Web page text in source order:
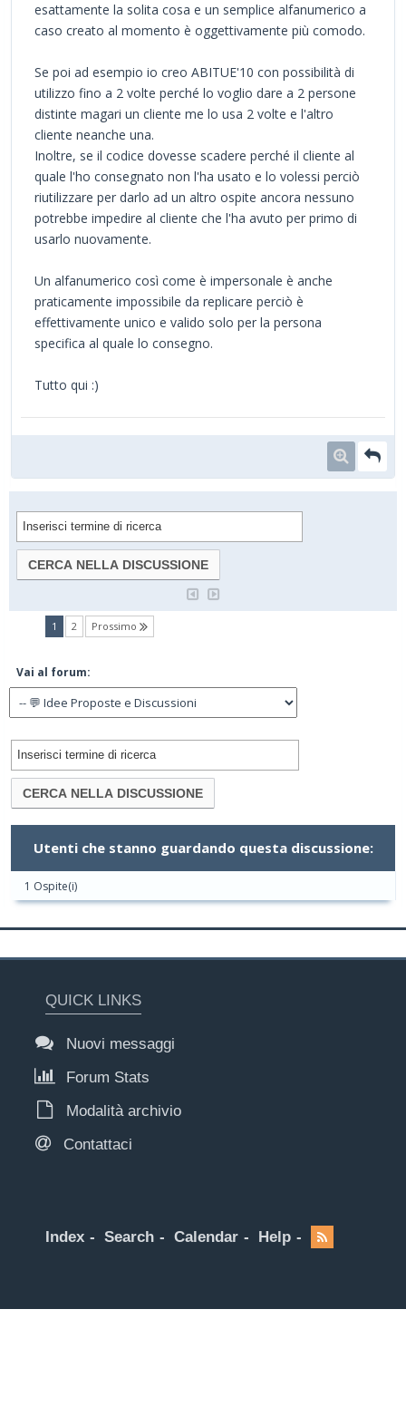
esattamente la solita cosa e un semplice alfanumerico a
caso creato al momento è oggettivamente più comodo.
Se poi ad esempio io creo ABITUE'10 con possibilità di
utilizzo fino a 2 volte perché lo voglio dare a 2 persone
distinte magari un cliente me lo usa 2 volte e l'altro
cliente neanche una.
Inoltre, se il codice dovesse scadere perché il cliente al
quale l'ho consegnato non l'ha usato e lo volessi perciò
riutilizzare per darlo ad un altro ospite ancora nessuno
potrebbe impedire al cliente che l'ha avuto per primo di
usarlo nuovamente.
Un alfanumerico così come è impersonale è anche
praticamente impossibile da replicare perciò è
effettivamente unico e valido solo per la persona
specifica al quale lo consegno.
Tutto qui :)
1 (current)
2 Prossimo
Vai al forum:
Utenti che stanno guardando questa discussione:
1 Ospite(i)
QUICK LINKS
Nuovi messaggi
Forum Stats
Modalità archivio
Contattaci
Index Search Calendar Help